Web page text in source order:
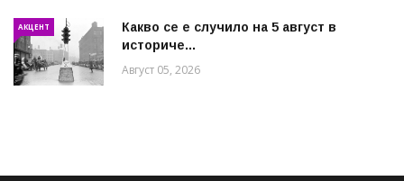
АКЦЕНТ
Какво се е случило на 5 август в
историче...
Август 05, 2026